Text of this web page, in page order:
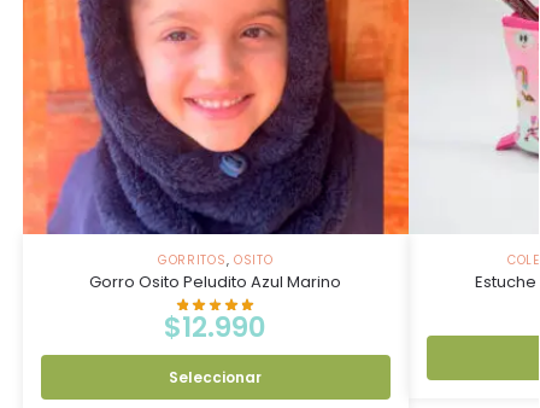
GORRITOS, OSITO
Gorro Osito Peludito Azul Marino
$12.990
Seleccionar